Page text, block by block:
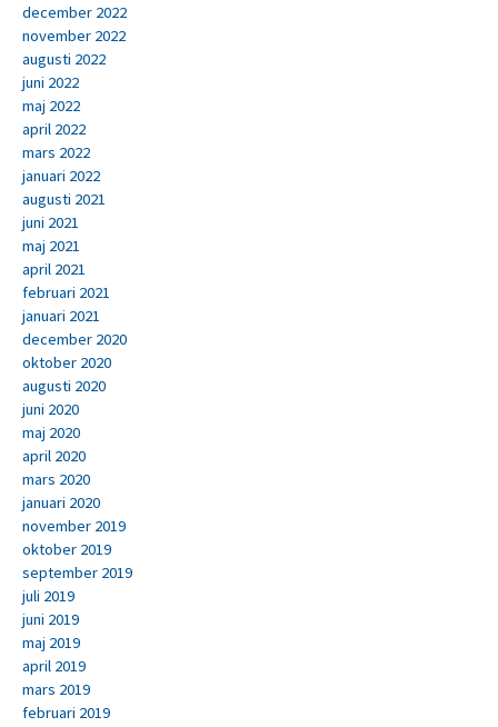
december 2022
november 2022
augusti 2022
juni 2022
maj 2022
april 2022
mars 2022
januari 2022
augusti 2021
juni 2021
maj 2021
april 2021
februari 2021
januari 2021
december 2020
oktober 2020
augusti 2020
juni 2020
maj 2020
april 2020
mars 2020
januari 2020
november 2019
oktober 2019
september 2019
juli 2019
juni 2019
maj 2019
april 2019
mars 2019
februari 2019